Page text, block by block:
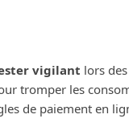
vigilant lors
tromper les
de paiement en